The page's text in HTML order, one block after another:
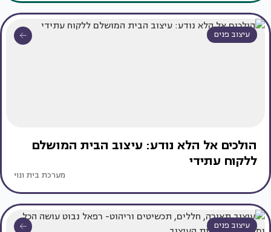
עיצוב פנים
הולכים אל הלא נודע: עיצוב הבית המושלם
ללקוח עתידי
מערכת בית ונוי
עיצוב פנים